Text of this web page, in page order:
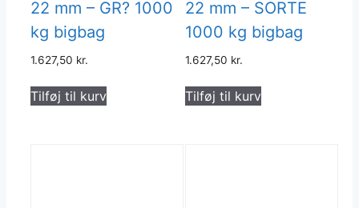
22 mm – GR? 1000
kg bigbag
1.627,50 kr.
Tilføj til kurv
22 mm – SORTE
1000 kg bigbag
1.627,50 kr.
Tilføj til kurv